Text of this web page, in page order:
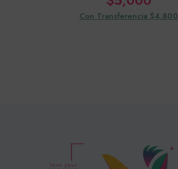
Con Transferencia $4,800